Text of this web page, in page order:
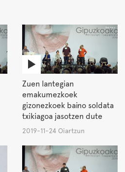
Zuen lantegian
emakumezkoek
gizonezkoek baino soldata
txikiagoa jasotzen dute
2019-11-24 Oiartzun